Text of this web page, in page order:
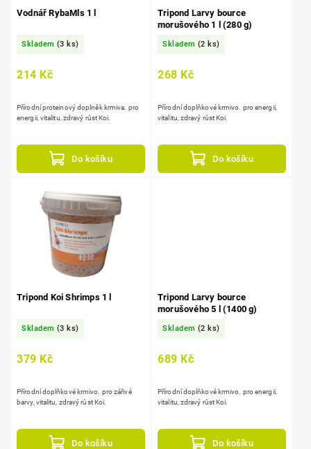
Vodnář RybaMls 1 l
Skladem (3 ks)
214 Kč
Do košíku
Přírodní proteinový doplněk krmiva. pro
energii, vitalitu, zdravý růst Koi.
Tripond Larvy bource
morušového 1 l (280 g)
Skladem (2 ks)
268 Kč
Do košíku
Přírodní doplňkové krmivo. pro energii,
vitalitu, zdravý růst Koi.
Tripond Koi Shrimps 1 l
Skladem (3 ks)
379 Kč
Do košíku
Přírodní doplňkové krmivo. pro zářivé
barvy, vitalitu, zdravý růst Koi.
Tripond Larvy bource
morušového 5 l (1400 g)
Skladem (2 ks)
689 Kč
Do košíku
Přírodní doplňkové krmivo. pro energii,
vitalitu, zdravý růst Koi.